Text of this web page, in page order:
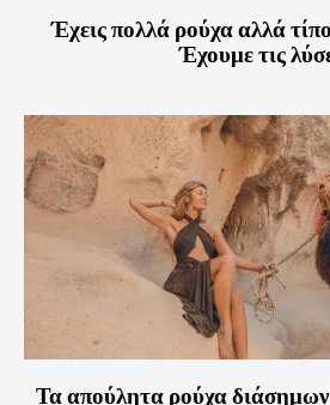
Έχεις πολλά ρούχα αλλά
Έχουμε τις
Τα απούλητα ρούχα διάσημων